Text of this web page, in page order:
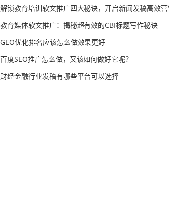
解锁教育培训软文推广四大秘诀，开启新闻发稿高效
教育媒体软文推广：揭秘超有效的CBI标题写作秘诀
GEO优化排名应该怎么做效果更好
百度SEO推广怎么做，又该如何做好它呢？
财经金融行业发稿有哪些平台可以选择